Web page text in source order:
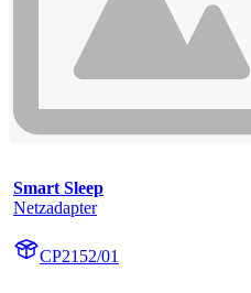
Smart Sleep
Netzadapter
CP2152/01